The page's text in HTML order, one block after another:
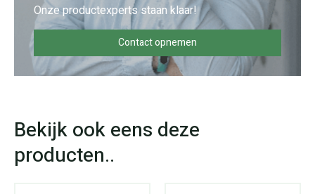
Onze productexperts staan klaar!
Contact opnemen